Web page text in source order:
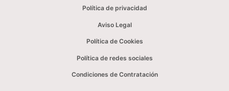
Política de privacidad
Aviso Legal
Política de Cookies
Política de redes sociales
Condiciones de Contratación